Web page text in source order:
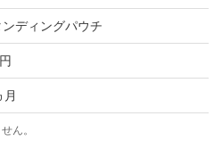
ンディングパウチ
月
ん。